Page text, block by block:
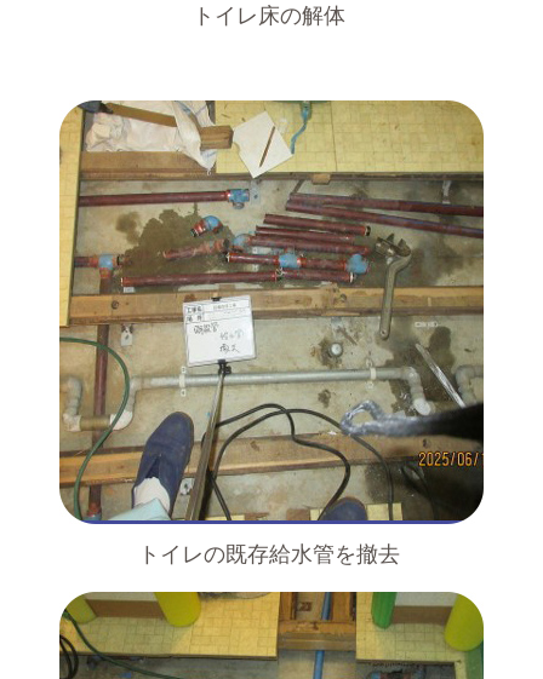
トイレ床の解体
トイレの既存給水管を撤去